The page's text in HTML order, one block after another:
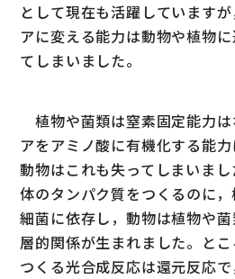
として現在も活躍しています
アに変える能力は動物や植物
てしまいました。
植物や菌類は窒素固定能力は
アをアミノ酸に有機化する能力
動物はこれも失ってしまいま
体のタンパク質をつくるのに
細菌に依存し，動物は植物や
層的関係が生まれました。と
つくる光合成反応は還元反応